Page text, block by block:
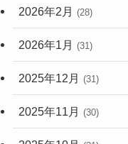
2026年2月 (28)
2026年1月 (31)
2025年12月 (31)
2025年11月 (30)